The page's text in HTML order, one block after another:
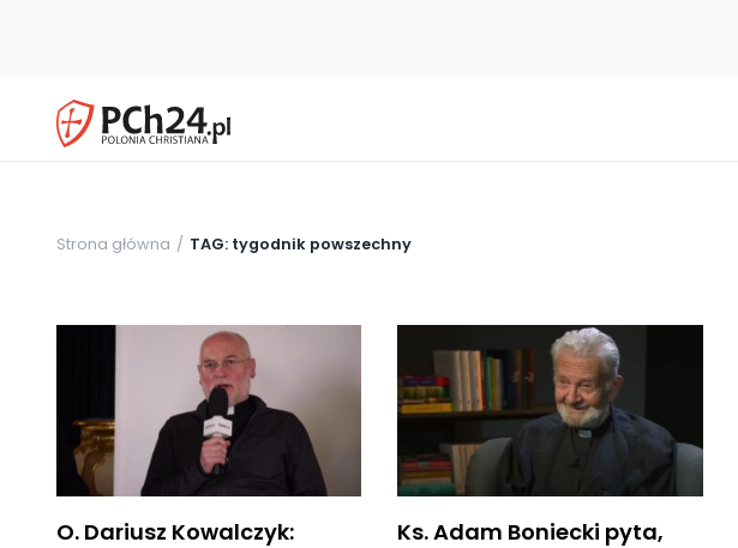
Strona główna TAG: tygodnik powszechny
O. Dariusz Kowalczyk:
Ks. Adam Boniecki pyta,